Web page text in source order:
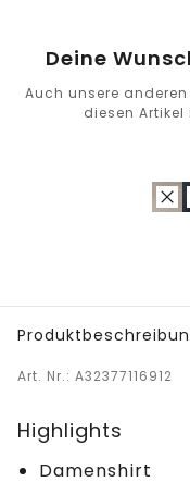
Deine
Auch unsere
diesen
Art. Nr.: A32377116912
Highlights
Damenshirt